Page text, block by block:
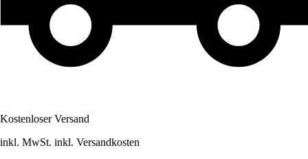
Kostenloser Versand
inkl. MwSt. inkl. Versandkosten